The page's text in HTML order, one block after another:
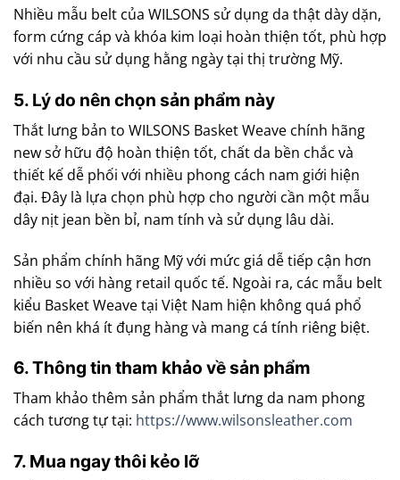
Nhiều mẫu belt của WILSONS sử dụng da thật dày dặn,
form cứng cáp và khóa kim loại hoàn thiện tốt, phù hợp
với nhu cầu sử dụng hằng ngày tại thị trường Mỹ.
5. Lý do nên chọn sản phẩm này
Thắt lưng bản to WILSONS Basket Weave chính hãng
new sở hữu độ hoàn thiện tốt, chất da bền chắc và
thiết kế dễ phối với nhiều phong cách nam giới hiện
đại. Đây là lựa chọn phù hợp cho người cần một mẫu
dây nịt jean bền bỉ, nam tính và sử dụng lâu dài.
Sản phẩm chính hãng Mỹ với mức giá dễ tiếp cận hơn
nhiều so với hàng retail quốc tế. Ngoài ra, các mẫu belt
kiểu Basket Weave tại Việt Nam hiện không quá phổ
biến nên khá ít đụng hàng và mang cá tính riêng biệt.
6. Thông tin tham khảo về sản phẩm
Tham khảo thêm sản phẩm thắt lưng da nam phong
cách tương tự tại: https://www.wilsonsleather.com
7. Mua ngay thôi kẻo lỡ